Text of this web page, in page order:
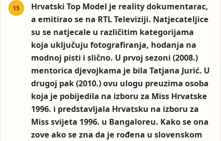
Hrvatski Top Model je reality dokumentarac,
a emitirao se na RTL Televiziji. Natjecateljice
su se natjecale u različitim kategorijama
koja uključuju fotografiranja, hodanja na
modnoj pisti i slično. U prvoj sezoni (2008.)
mentorica djevojkama je bila Tatjana Jurić. U
drugoj pak (2010.) ovu ulogu preuzima osoba
koja je pobijedila na izboru za Miss Hrvatske
1996. i predstavljala Hrvatsku na izboru za
Miss svijeta 1996. u Bangaloreu. Kako se ona
zove ako se zna da je rođena u slovenskom